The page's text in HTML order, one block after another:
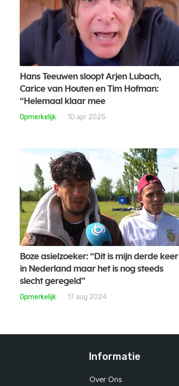
Hans Teeuwen sloopt Arjen Lubach,
Carice van Houten en Tim Hofman:
“Helemaal klaar mee
Opmerkelijk 10 apr 2025
Boze asielzoeker: “Dit is mijn derde keer
in Nederland maar het is nog steeds
slecht geregeld”
Opmerkelijk 17 aug 2024
Informatie
Over Ons